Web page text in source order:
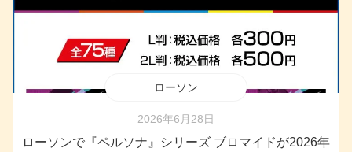
ローソン
2026年6月28日
ローソンで『ペルソナ』シリーズ ブロマイドが2026年